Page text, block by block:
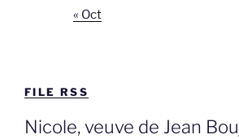
« Oct
FILE RSS
Nicole, veuve de Jean